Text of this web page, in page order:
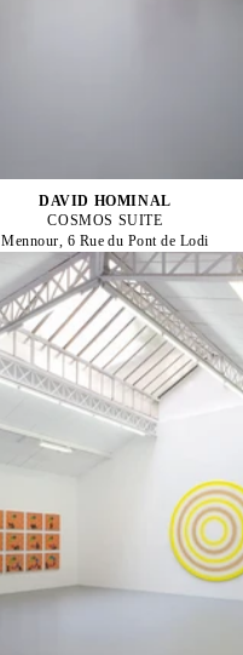
DAVID HOMINAL
COSMOS SUITE
Mennour, 6 Rue du Pont de Lodi